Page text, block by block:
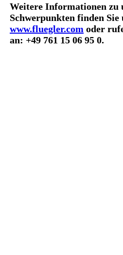
Weitere Informationen zu
Schwerpunkten finden Sie
www.fluegler.com oder
an: +49 761 15 06 95 0.